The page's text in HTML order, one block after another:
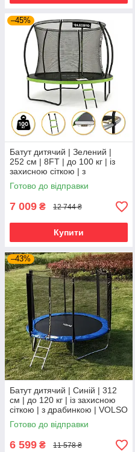
–45%
Батут дитячий | Зелений |
252 см | 8FT | до 100 кг | із
захисною сіткою | з
драбинкою | LEOBRO LB-
1099 | для дому, дачі та
Готово до відправки
7 009 ₴ 12 744 ₴
Купити
–43%
Батут дитячий | Синій | 312
см | до 120 кг | із захисною
сіткою | з драбинкою | VOLSO
VS1010 | для дому, дачі та
активного
Готово до відправки
6 599 ₴ 11 578 ₴